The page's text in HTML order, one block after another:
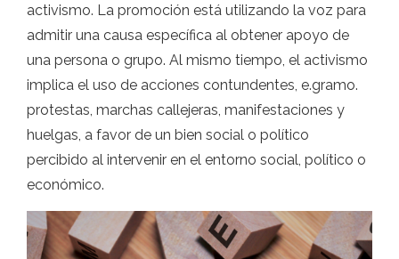
activismo. La promoción está utilizando la voz para
admitir una causa específica al obtener apoyo de
una persona o grupo. Al mismo tiempo, el activismo
implica el uso de acciones contundentes, e.gramo.
protestas, marchas callejeras, manifestaciones y
huelgas, a favor de un bien social o político
percibido al intervenir en el entorno social, político o
económico.